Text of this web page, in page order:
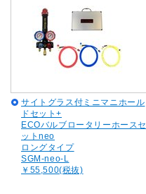
サイトグラス付ミニマニホール
ドセット+
ECOバルブロータリーホースセ
ットneo
ロングタイプ
SGM-neo-L
￥55,500(税抜)